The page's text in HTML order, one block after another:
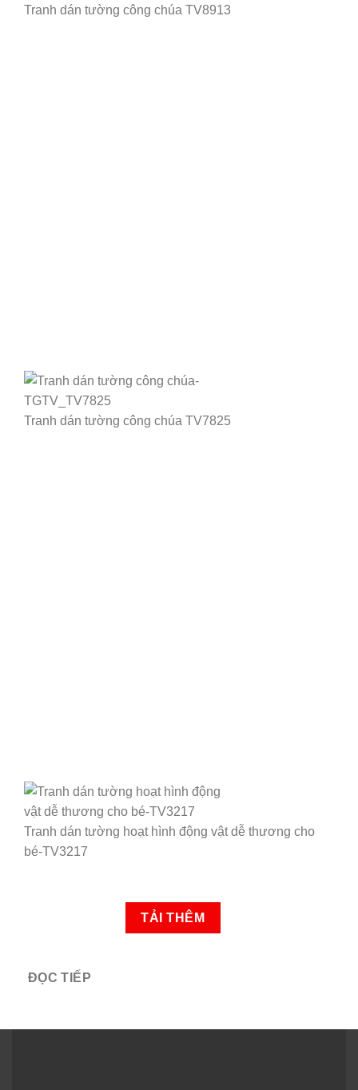
Tranh dán tường công chúa TV8913
Tranh dán tường công chúa TV7825
Tranh dán tường hoạt hình động vật dễ thương cho
bé-TV3217
TẢI THÊM
ĐỌC TIẾP